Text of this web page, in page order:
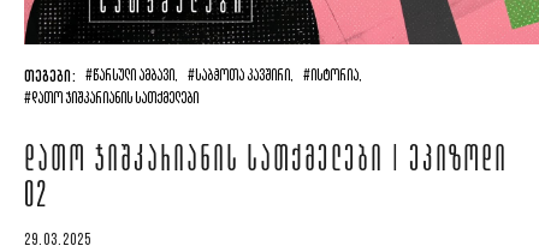
ᲗᲔᲒᲔᲑᲘ: #ᲬᲐᲠᲡᲣᲚᲘ ᲐᲛᲑᲐᲕᲘ, #ᲡᲐᲑᲭᲝᲗᲐ ᲙᲐᲕᲨᲘᲠᲘ, #ᲘᲡᲢᲝᲠᲘᲐ,
#ᲓᲐᲗᲝ ᲯᲘᲨᲙᲐᲠᲘᲐᲜᲘᲡ ᲡᲐᲗᲥᲛᲔᲚᲔᲑᲘ
ᲓᲐᲗᲝ ᲯᲘᲨᲙᲐᲠᲘᲐᲜᲘᲡ ᲡᲐᲗᲥᲛᲔᲚᲔᲑᲘ | ᲔᲞᲘᲖᲝᲓᲘ
02
29.03.2025